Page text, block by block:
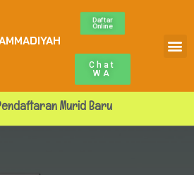
Daftar
Online
Chat
WA
Murid Baru